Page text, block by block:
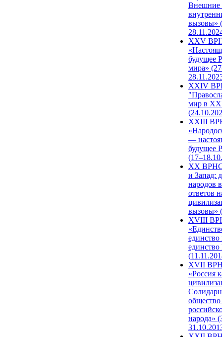
Внешние
вызовы»
XXV
будущее
мира»
XXIV
мир в
XXIII
—
будущее
XX ВРНС
и Запад:
народов
ответов
вызовы»
XVIII
единство
единство
XVII
«Россия
народа»